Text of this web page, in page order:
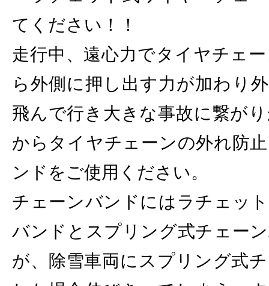
てください！！
走行中、遠心力でタイヤチェ
ら外側に押し出す力が加わり
飛んで行き大きな事故に繋が
からタイヤチェーンの外れ防
ンドをご使用ください。
チェーンバンドにはラチェッ
バンドとスプリング式チェー
が、除雪車両にスプリング式